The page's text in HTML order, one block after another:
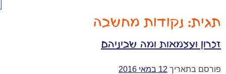
תגית: נקודות מחשבה
זכרון ועצמאות ומה שביניהם
פורסם בתאריך 12 במאי 2016